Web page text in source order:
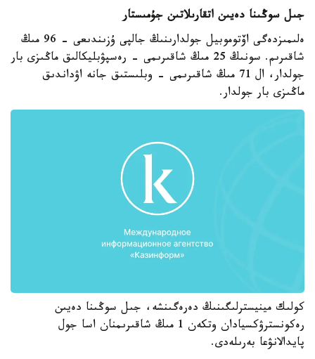
جىل سوڭىنا دەيىن اتقارىلاتىن جۇمىستار
ەلىمىزدەگى اۆتوموبيل جولدارىنىڭ جالپى ۇزىندىعى - 96 مىڭ
شاقىرىم. سونىڭ 25 مىڭ شاقىرىمى - رەسپۋبليكالىق ماڭىزى بار
جولدار، ال 71 مىڭ شاقىرىمى - وبلىستىق جانە اۋداندىق
ماڭىزى بار جولدار.
كولىك مينيسترلىگىنىڭ دەرەگىنشە، جىل سوڭىنا دەيىن
رەكونسترۋكسيادان وتكەن 1 مىڭ شاقىرىمنان اسا جول
پايدالانۋعا بەرىلەدى.